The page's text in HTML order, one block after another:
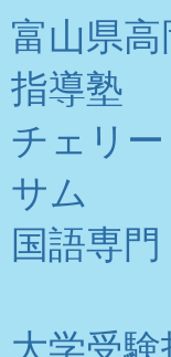
富山県高
指導塾
チェリ
サム
国語専
大学受